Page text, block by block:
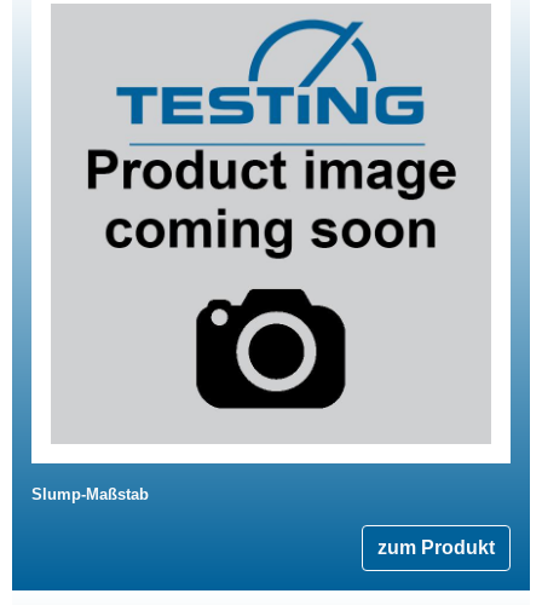
Slump-Maßstab
zum Produkt